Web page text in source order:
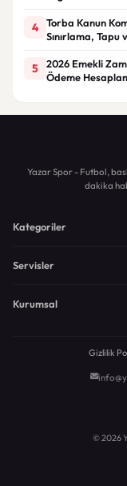
4
Torba Kanun
Sınırlama,
5
2026 Emekli
Ödeme
Yazar Spor - Futbol,
dakika
Kategoriler
Servisler
Kurumsal
Gizlilik
© 2026